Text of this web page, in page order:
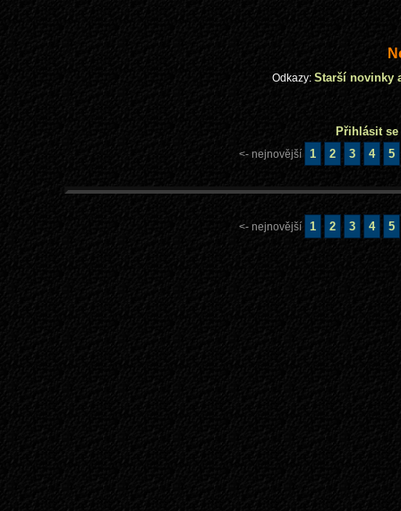
Odkazy: Starší novinky
Přihlásit
<- nejnovější 1 2 3 4 5
<- nejnovější 1 2 3 4 5